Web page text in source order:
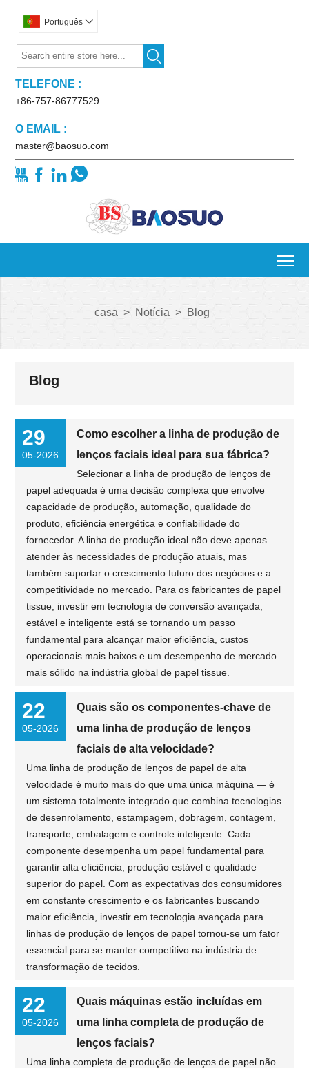
Português 

TELEFONE :
+86-757-86777529
O EMAIL :
master@baosuo.com
   
casa > Notícia > Blog
Blog
29
05-2026
Como escolher a linha de produção de
lenços faciais ideal para sua fábrica?
Selecionar a linha de produção de lenços de
papel adequada é uma decisão complexa que envolve
capacidade de produção, automação, qualidade do
produto, eficiência energética e confiabilidade do
fornecedor. A linha de produção ideal não deve apenas
atender às necessidades de produção atuais, mas
também suportar o crescimento futuro dos negócios e a
competitividade no mercado. Para os fabricantes de papel
tissue, investir em tecnologia de conversão avançada,
estável e inteligente está se tornando um passo
fundamental para alcançar maior eficiência, custos
operacionais mais baixos e um desempenho de mercado
mais sólido na indústria global de papel tissue.
22
05-2026
Quais são os componentes-chave de
uma linha de produção de lenços
faciais de alta velocidade?
Uma linha de produção de lenços de papel de alta
velocidade é muito mais do que uma única máquina — é
um sistema totalmente integrado que combina tecnologias
de desenrolamento, estampagem, dobragem, contagem,
transporte, embalagem e controle inteligente. Cada
componente desempenha um papel fundamental para
garantir alta eficiência, produção estável e qualidade
superior do papel. Com as expectativas dos consumidores
em constante crescimento e os fabricantes buscando
maior eficiência, investir em tecnologia avançada para
linhas de produção de lenços de papel tornou-se um fator
essencial para se manter competitivo na indústria de
transformação de tecidos.
22
05-2026
Quais máquinas estão incluídas em
uma linha completa de produção de
lenços faciais?
Uma linha completa de produção de lenços de papel não